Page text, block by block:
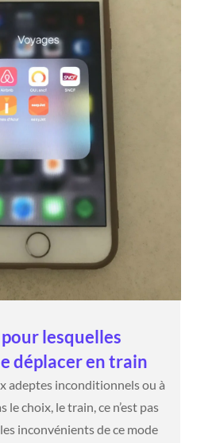
lesquelles
déplacer en train
adeptes inconditionnels ou à
le choix, le train, ce n’est pas
inconvénients de ce mode